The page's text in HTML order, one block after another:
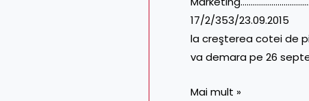
17/2/353/23.09.2015
la creşterea cotei de
va demara pe 26
Mai mult »